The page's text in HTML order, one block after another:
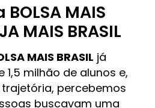
MAIS
MAIS BRASIL
MAIS BRASIL já
1,5 milhão de alunos e,
percebemos
buscavam uma